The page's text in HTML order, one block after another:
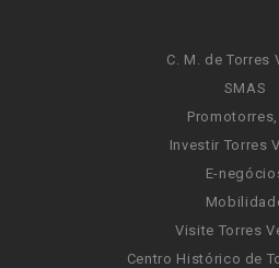
C. M. de Torres
SMAS
Promotorres,
Investir Torres
E-
Visite Torres
Centro Histórico de